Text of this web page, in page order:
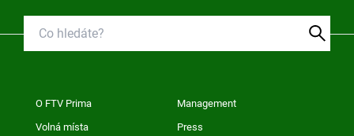
O FTV Prima Management
Volná místa Press